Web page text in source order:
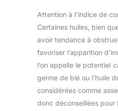
Attention à l’indice de
Certaines huiles, bien
avoir tendance à
favoriser l’apparition
l’on appelle le potentiel
germe de blé ou l’huile
considérées comme
donc déconseillées